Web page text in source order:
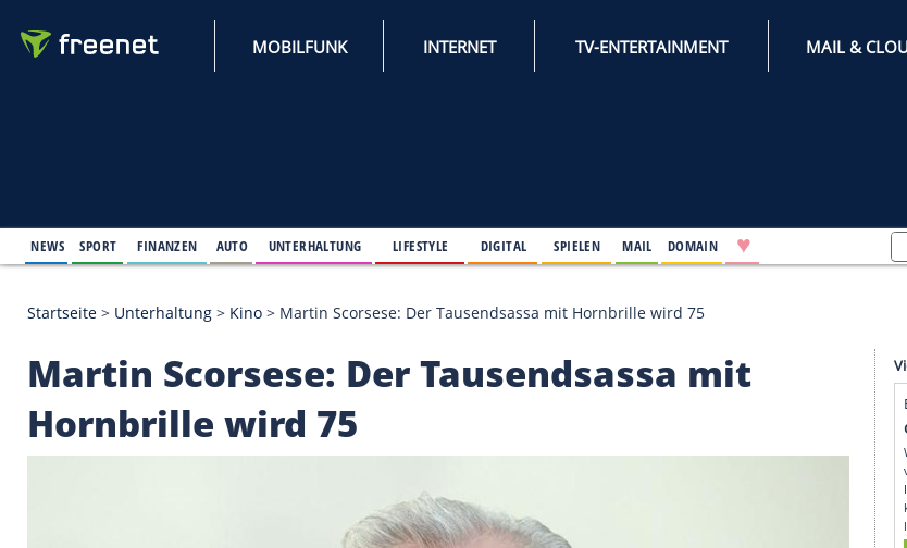
MOBILFUNK INTERNET TV-ENTERTAINMENT
Startseite >Unterhaltung >Kino > Martin Scorsese: Der Tausendsassa mit Hornbrille wird 75
Martin Scorsese: Der Tausendsassa mit
Hornbrille wird 75